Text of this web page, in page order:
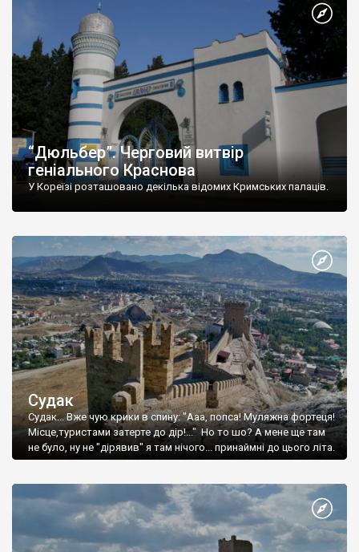
“Дюльбер”. Черговий витвір
геніального Краснова
У Кореїзі розташовано декілька відомих Кримських палаців.
Судак
Судак... Вже чую крики в спину: "Ааа, попса! Муляжна фортеця!
Місце,туристами затерте до дір!..." Но то шо? А мене ще там
не було, ну не "дірявив" я там нічого... принаймні до цього літа.